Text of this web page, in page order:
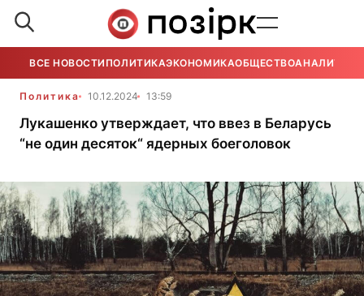
ВСЕ НОВОСТИ ПОЛИТИКАЭКОНОМИКАОБЩЕСТВОАНАЛИТИКА
Политика 10.12.2024 13:59
Лукашенко утверждает, что ввез в Беларусь
“не один десяток“ ядерных боеголовок